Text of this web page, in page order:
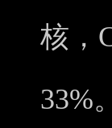
核，
33%